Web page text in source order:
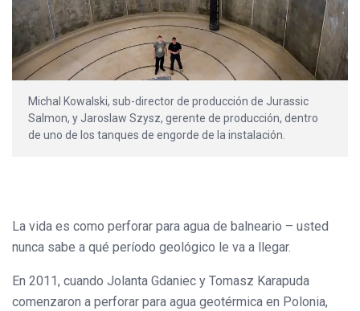
Michal Kowalski, sub-director de producción de Jurassic
Salmon, y Jaroslaw Szysz, gerente de producción, dentro
de uno de los tanques de engorde de la instalación.
La vida es como perforar para agua de balneario – usted
nunca sabe a qué período geológico le va a llegar.
En 2011, cuando Jolanta Gdaniec y Tomasz Karapuda
comenzaron a perforar para agua geotérmica en Polonia,